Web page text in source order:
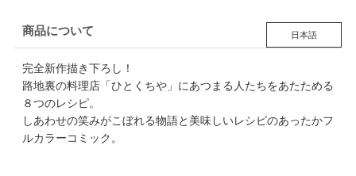
商品について 日本語
完全新作描き下ろし！
路地裏の料理店「ひとくちや」にあつまる人たちをあたためる
８つのレシピ。
しあわせの笑みがこぼれる物語と美味しいレシピのあったかフ
ルカラーコミック。